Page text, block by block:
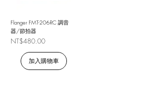
Flanger FMT-206RC 調音
器/節拍器
價格
NT$480.00
加入購物車